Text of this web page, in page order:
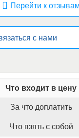
Перейти к отзывам
с нами
Что входит в цену
За что доплатить
Что взять с собой